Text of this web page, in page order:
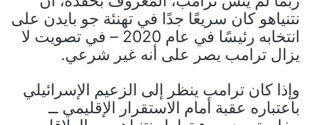
نتنياهو كان سريعًا جدًا في تهنئة جو بايدن على
انتخابه رئيسًا في عام 2020 – في تصويت لا
يزال ترامب يصر على أنه غير شرعي.
وإذا كان ترامب ينظر إلى الزعيم الإسرائيلي
باعتباره عقبة أمام الاستقرار الإقليمي ــ